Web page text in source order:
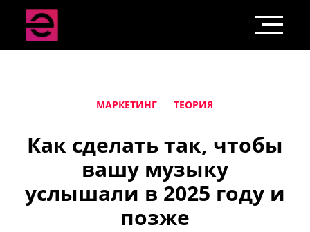
МАРКЕТИНГ ТЕОРИЯ
Как сделать так, чтобы
вашу музыку
услышали в 2025 году и
позже